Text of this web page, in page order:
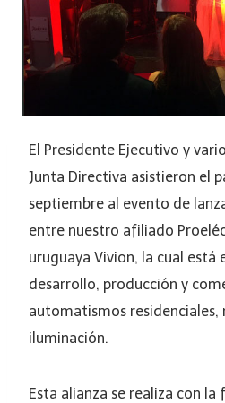
El Presidente Ejecutivo y
Junta Directiva asistieron el
septiembre al evento de
entre nuestro afiliado
uruguaya Vivion, la cual está
desarrollo, producción y
automatismos
iluminación.
Esta alianza se realiza con